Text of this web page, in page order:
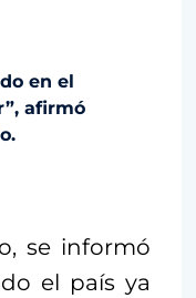
en el
afirmó
se informó
el país ya